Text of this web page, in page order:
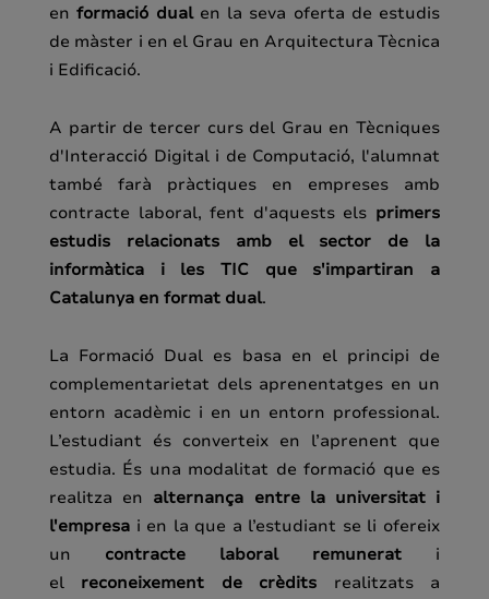
en formació dual en la seva oferta de estudis
de màster i en el Grau en Arquitectura Tècnica
i Edificació.
A partir de tercer curs del Grau en Tècniques
d'Interacció Digital i de Computació, l'alumnat
també farà pràctiques en empreses amb
contracte laboral, fent d'aquests els primers
estudis relacionats amb el sector de la
informàtica i les TIC que s'impartiran a
Catalunya en format dual.
La Formació Dual es basa en el principi de
complementarietat dels aprenentatges en un
entorn acadèmic i en un entorn professional.
L’estudiant és converteix en l’aprenent que
estudia. És una modalitat de formació que es
realitza en alternança entre la universitat i
l'empresa i en la que a l’estudiant se li ofereix
un contracte laboral remunerat i
el reconeixement de crèdits realitzats a